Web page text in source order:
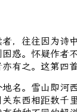
往往因为诗
惑。怀疑作者
有之。这第四
。雪山即河
东西相距数千